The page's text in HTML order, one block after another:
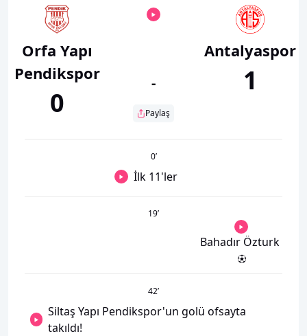
Orfa Yapı
Pendikspor
0
-
Paylaş
Antalyaspor
1
0’
İlk 11'ler
19’
Bahadır Özturk
42’
Siltaş Yapı Pendikspor'un golü ofsayta
takıldı!